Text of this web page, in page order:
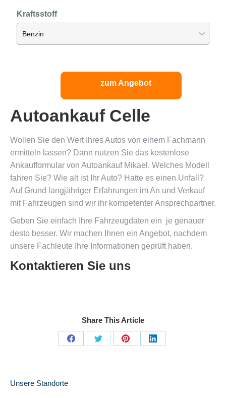
Kraftsstoff
zum Angebot
Autoankauf Celle
Wollen Sie den Wert Ihres Autos von einem Fachmann
ermitteln lassen? Dann nutzen Sie das kostenlose
Ankaufformular von Autoankauf Mikael. Welches Modell
fahren Sie? Wie alt ist Ihr Auto? Hatte es einen Unfall?
Auf Grund langjähriger Erfahrungen im An und Verkauf
mit Fahrzeugen sind wir ihr kompetenter Ansprechpartner.
Geben Sie einfach Ihre Fahrzeugdaten ein  je genauer
desto besser. Wir machen Ihnen ein Angebot, nachdem
unsere Fachleute Ihre Informationen geprüft haben.
Kontaktieren Sie uns
Share This Article
Share
Share
Share
Share
Unsere Standorte